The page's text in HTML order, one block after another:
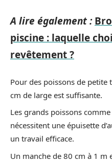
A lire également :
piscine : laquelle
revêtement ?
Pour des poissons de petite
cm de large est suffisante.
Les grands poissons
nécessitent une épuisette
un travail efficace.
Un manche de 80 cm à 1 m